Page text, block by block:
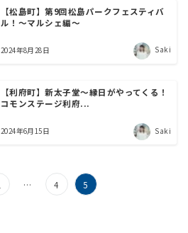
【松島町】第9回松島パークフェスティバ
ル！〜マルシェ編〜
2024年8月28日 Saki
【利府町】新太子堂〜縁日がやってくる！
コモンステージ利府...
2024年6月15日 Saki
… 4 5